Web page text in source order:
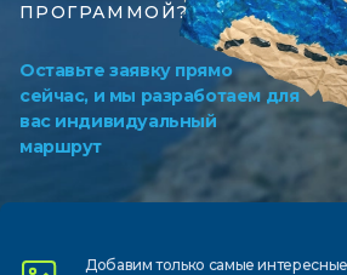
ПРОГРАММОЙ?
Оставьте заявку прямо
сейчас, и мы разработаем для
вас индивидуальный
маршрут
Добавим только самые